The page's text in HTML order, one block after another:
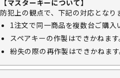
【マスターキーについて】
防犯上の観点で、下記の対応となり
1注文で同一商品を複数台ご購入
スペアキーの作製はできかねます
紛失の際の再作製はできかねます